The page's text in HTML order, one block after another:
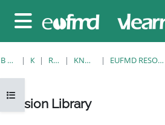
Боковая панель
Открыть оглавление курса
В НАЧАЛО RESOURCES KNOWLEDGE BANK EUFMD RESOURCES: CLINICAL DIAGNOSIS
Lesion Library